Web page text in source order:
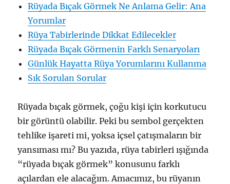
Rüyada Bıçak Görmek Ne Anlama Gelir: Ana
Yorumlar
Rüya Tabirlerinde Dikkat Edilecekler
Rüyada Bıçak Görmenin Farklı Senaryoları
Günlük Hayatta Rüya Yorumlarını Kullanma
Sık Sorulan Sorular
Rüyada bıçak görmek, çoğu kişi için korkutucu
bir görüntü olabilir. Peki bu sembol gerçekten
tehlike işareti mi, yoksa içsel çatışmaların bir
yansıması mı? Bu yazıda, rüya tabirleri ışığında
“rüyada bıçak görmek” konusunu farklı
açılardan ele alacağım. Amacımız, bu rüyanın